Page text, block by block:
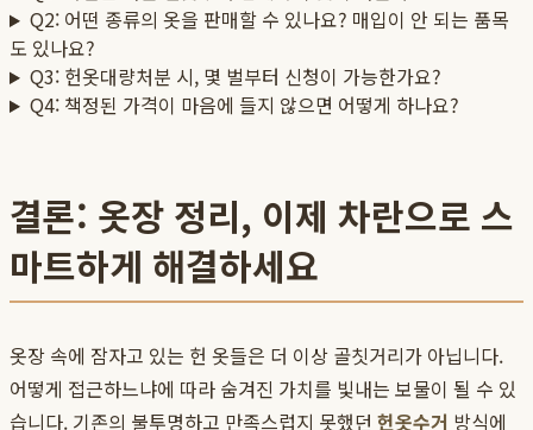
Q2: 어떤 종류의 옷을 판매할 수 있나요? 매입이 안 되는 품목
도 있나요?
Q3: 헌옷대량처분 시, 몇 벌부터 신청이 가능한가요?
Q4: 책정된 가격이 마음에 들지 않으면 어떻게 하나요?
결론: 옷장 정리, 이제 차란으로 스
마트하게 해결하세요
옷장 속에 잠자고 있는 헌 옷들은 더 이상 골칫거리가 아닙니다.
어떻게 접근하느냐에 따라 숨겨진 가치를 빛내는 보물이 될 수 있
습니다. 기존의 불투명하고 만족스럽지 못했던 헌옷수거 방식에